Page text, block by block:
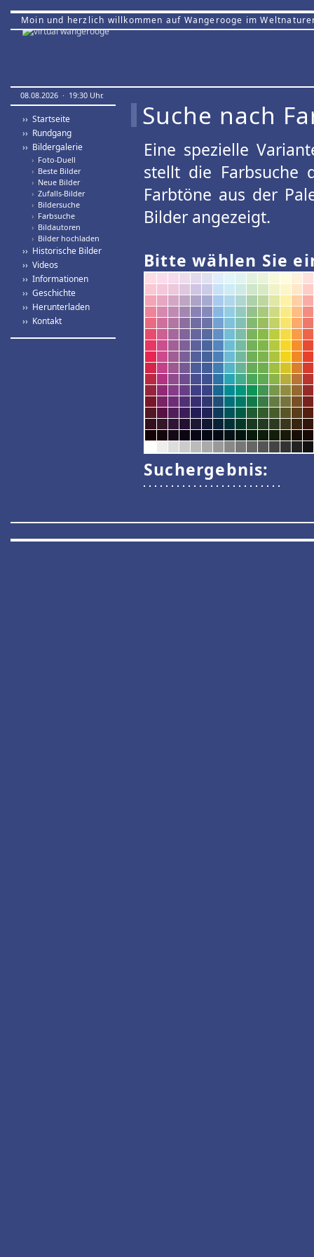
Moin und herzlich willkommen auf Wangerooge im
08.08.2026 · 19:30 Uhr.
›› Startseite
›› Rundgang
›› Bildergalerie
› Foto-Duell
› Beste Bilder
› Neue Bilder
› Zufalls-Bilder
› Bildersuche
› Farbsuche
› Bildautoren
› Bilder hochladen
›› Historische Bilder
›› Videos
›› Informationen
›› Geschichte
›› Herunterladen
›› Kontakt
Suche nach
Eine spezielle
stellt die Farbsuche
Farbtöne aus der
Bilder angezeigt.
Bitte wählen Sie
Suchergebnis: